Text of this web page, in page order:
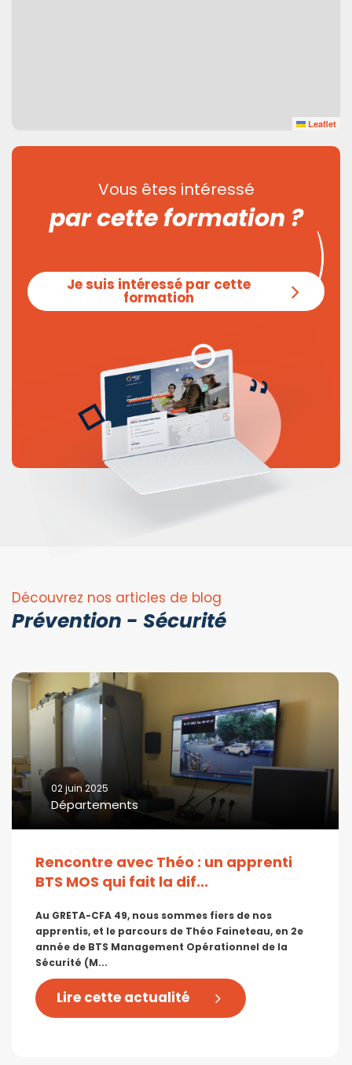
Leaflet
Vous êtes intéressé
par cette formation ?
Je suis intéressé par cette
formation
Découvrez nos articles de blog
Prévention - Sécurité
02 juin 2025
Départements
Rencontre avec Théo : un apprenti
BTS MOS qui fait la dif...
Au GRETA-CFA 49, nous sommes fiers de nos
apprentis, et le parcours de Théo Faineteau, en 2e
année de BTS Management Opérationnel de la
Sécurité (M...
Lire cette actualité